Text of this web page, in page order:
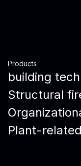
Products
building
Structural
Plant-